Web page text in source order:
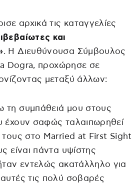
αρχικά τις καταγγελίες
και
. Η Διευθύνουσα Σύμβουλος
Dogra, προχώρησε σε
μεταξύ άλλων:
συμπάθειά μου στους
έχουν σαφώς ταλαιπωρηθεί
τους στο Married at First Sight
είναι πάντα υψίστης
εντελώς ακατάλληλο για
τις πολύ σοβαρές